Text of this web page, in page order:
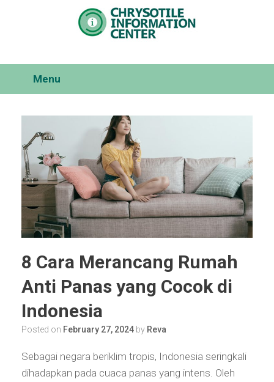
Menu
8 Cara Merancang Rumah
Anti Panas yang Cocok di
Indonesia
Posted on February 27, 2024 by Reva
Sebagai negara beriklim tropis, Indonesia seringkali
dihadapkan pada cuaca panas yang intens. Oleh